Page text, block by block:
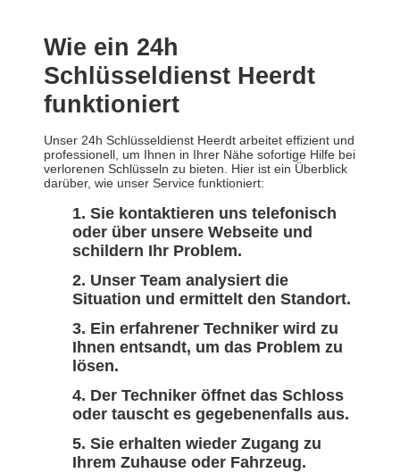
Wie ein 24h
Schlüsseldienst Heerdt
funktioniert
Unser 24h Schlüsseldienst Heerdt arbeitet effizient und
professionell, um Ihnen in Ihrer Nähe sofortige Hilfe bei
verlorenen Schlüsseln zu bieten. Hier ist ein Überblick
darüber, wie unser Service funktioniert:
Sie kontaktieren uns telefonisch
oder über unsere Webseite und
schildern Ihr Problem.
Unser Team analysiert die
Situation und ermittelt den Standort.
Ein erfahrener Techniker wird zu
Ihnen entsandt, um das Problem zu
lösen.
Der Techniker öffnet das Schloss
oder tauscht es gegebenenfalls aus.
Sie erhalten wieder Zugang zu
Ihrem Zuhause oder Fahrzeug.